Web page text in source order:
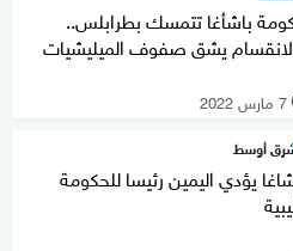
باشأغا تتمسك بطرابلس..
يشق صفوف الميليشيات
7 مارس 2022
أوسط
يؤدي اليمين رئيسا للحكومة